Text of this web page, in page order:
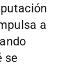
a
se